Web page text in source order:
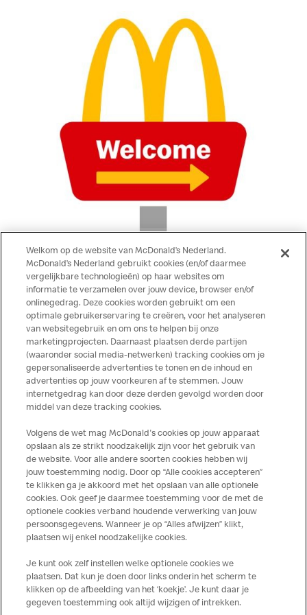
Meer over dit restaurant
McDonald's
Bezoek Restaurant pagina
Over ons
Services
Contact
Welkom op de website van McDonald’s Nederland.
McDonald’s Nederland gebruikt cookies (en/of daarmee
vergelijkbare technologieën) op haar websites om
informatie te verzamelen over jouw device, browser en/of
onlinegedrag. Deze cookies worden gebruikt om een
optimale gebruikerservaring te creëren, voor het analyseren
van websitegebruik en om ons te helpen bij onze
marketingprojecten. Daarnaast plaatsen derde partijen
(waaronder social media-netwerken) tracking cookies om je
gepersonaliseerde advertenties te tonen en de inhoud en
advertenties op jouw voorkeuren af te stemmen. Jouw
internetgedrag kan door deze derden gevolgd worden door
middel van deze tracking cookies.
Volgens de wet mag McDonald's cookies op jouw apparaat
opslaan als ze strikt noodzakelijk zijn voor het gebruik van
de website. Voor alle andere soorten cookies hebben wij
jouw toestemming nodig. Door op “Alle cookies accepteren”
te klikken ga je akkoord met het opslaan van alle optionele
cookies. Ook geef je daarmee toestemming voor de met de
optionele cookies verband houdende verwerking van jouw
persoonsgegevens. Wanneer je op “Alles afwijzen” klikt,
plaatsen wij enkel noodzakelijke cookies.
Je kunt ook zelf instellen welke optionele cookies we
plaatsen. Dat kun je doen door links onderin het scherm te
klikken op de afbeelding van het ‘koekje’. Je kunt daar je
gegeven toestemming ook altijd wijzigen of intrekken.